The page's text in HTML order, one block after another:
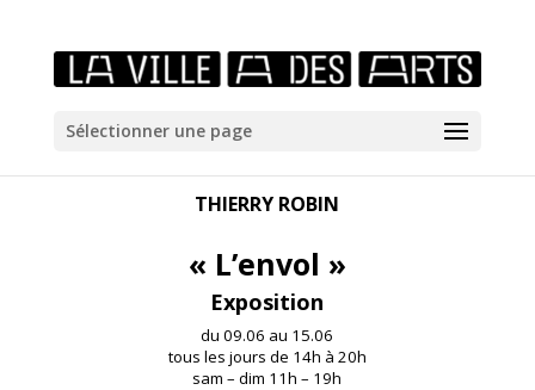
Sélectionner une page
THIERRY ROBIN
« L’envol »
Exposition
du 09.06 au 15.06
tous les jours de 14h à 20h
sam – dim 11h – 19h